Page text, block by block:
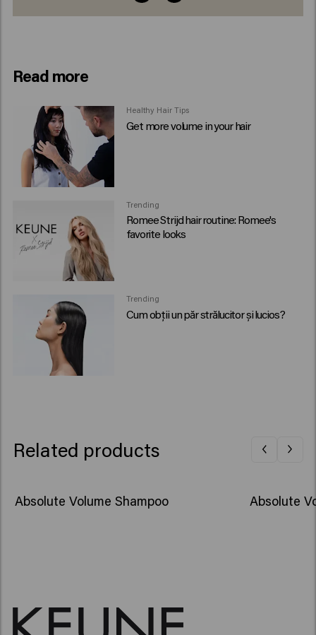
Read more
Healthy Hair Tips
Get more volume in your hair
Trending
Romee Strijd hair routine: Romee's
favorite looks
Trending
Cum obții un păr strălucitor și lucios?
Related products
Absolute Volume Shampoo Absolute